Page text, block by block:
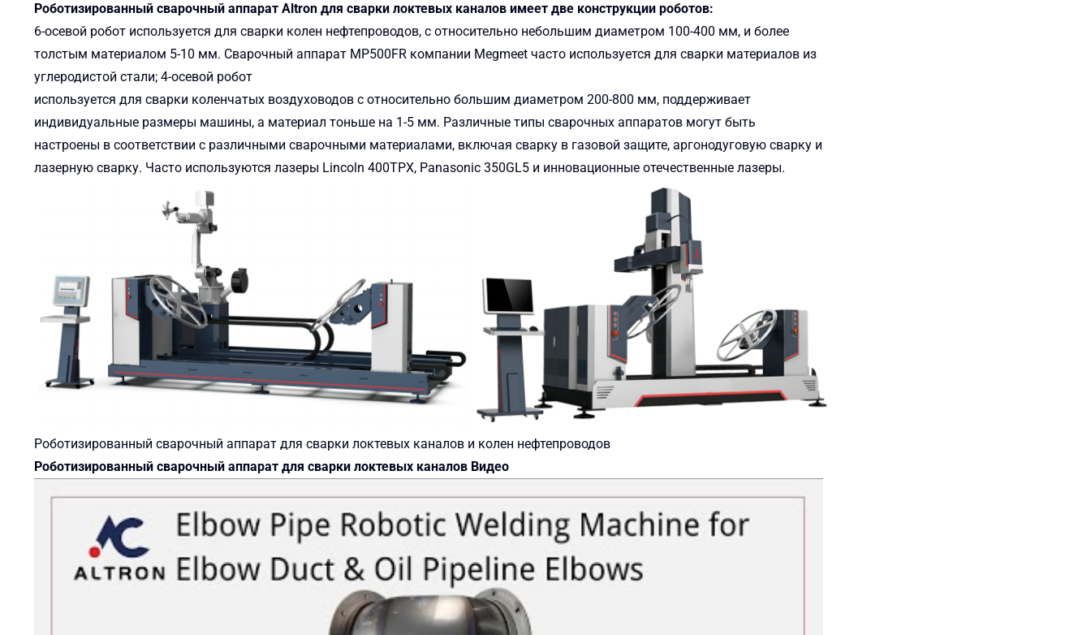
Роботизированный сварочный аппарат Altron для сварки локтевых каналов имеет две конструкции роботов:
6-осевой робот используется для сварки колен нефтепроводов, с относительно небольшим диаметром 100-400 мм, и более
толстым материалом 5-10 мм. Сварочный аппарат MP500FR компании Megmeet часто используется для сварки материалов из
углеродистой стали; 4-осевой робот
используется для сварки коленчатых воздуховодов с относительно большим диаметром 200-800 мм, поддерживает
индивидуальные размеры машины, а материал тоньше на 1-5 мм. Различные типы сварочных аппаратов могут быть
настроены в соответствии с различными сварочными материалами, включая сварку в газовой защите, аргонодуговую сварку и
лазерную сварку. Часто используются лазеры Lincoln 400TPX, Panasonic 350GL5 и инновационные отечественные лазеры.
Роботизированный сварочный аппарат для сварки локтевых каналов и колен нефтепроводов
Роботизированный сварочный аппарат для сварки локтевых каналов Видео